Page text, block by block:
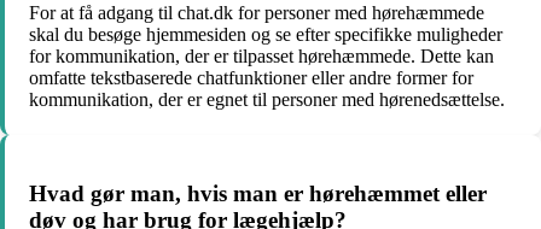
For at få adgang til chat.dk for personer med hørehæmmede
skal du besøge hjemmesiden og se efter specifikke muligheder
for kommunikation, der er tilpasset hørehæmmede. Dette kan
omfatte tekstbaserede chatfunktioner eller andre former for
kommunikation, der er egnet til personer med hørenedsættelse.
Hvad gør man, hvis man er hørehæmmet eller
døv og har brug for lægehjælp?